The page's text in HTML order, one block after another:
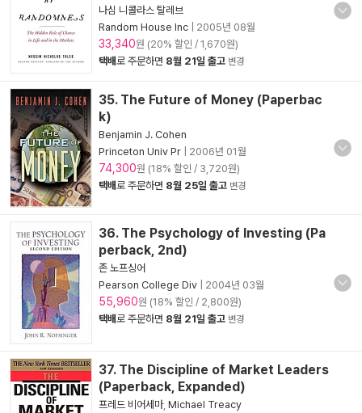
나심 니콜라스 탈레브
Random House Inc
2005년 08월
33,340원 (20% 할인 / 1,670원)
택배로 주문하면 8월 21일 출고 변경
35. The Future of Money (Paperbac
k)
Benjamin J. Cohen
Princeton Univ Pr
2006년 01월
74,300원 (18% 할인 / 3,720원)
택배로 주문하면 8월 25일 출고 변경
36. The Psychology of Investing (Pa
perback, 2nd)
존 노프싱어
Pearson College Div
2004년 03월
55,960원 (18% 할인 / 2,800원)
택배로 주문하면 8월 21일 출고 변경
37. The Discipline of Market Leaders
(Paperback, Expanded)
프레드 비어세마, Michael Treacy